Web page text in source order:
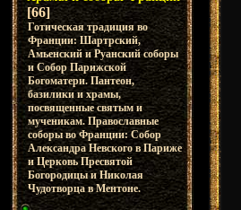
[66]
Готическая традиция во
Франции: Шартрский,
Амьенский и Руанский соборы
и Собор Парижской
Богоматери. Пантеон,
базилики и храмы,
посвященные святым и
мученикам. Православные
соборы во Франции: Собор
Александра Невского в Париже
и Церковь Пресвятой
Богородицы и Николая
Чудотворца в Ментоне.